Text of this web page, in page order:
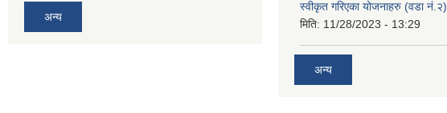
अन्य
स्वीकृत गरिएका योजनाहरु (वडा नं.२)
मिति: 11/28/2023 - 13:29
अन्य